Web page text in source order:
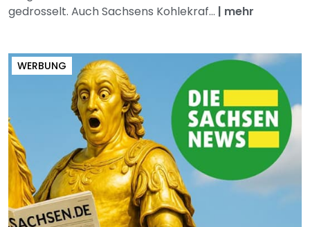
gedrosselt. Auch Sachsens Kohlekraf... | mehr
WERBUNG